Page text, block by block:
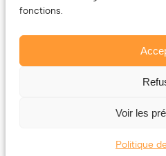
fonctions.
Voir les
Politique
Le contenu (texte et photos)